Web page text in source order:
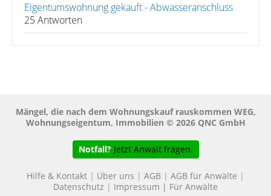
Eigentumswohnung gekauft - Abwasseranschluss
25 Antworten
Mängel, die nach dem Wohnungskauf rauskommen WEG,
Wohnungseigentum, Immobilien © 2026 QNC GmbH
Notfall? Jetzt Anwalt fragen.
Hilfe & Kontakt | Über uns | AGB | AGB für Anwälte |
Datenschutz | Impressum | Für Anwälte